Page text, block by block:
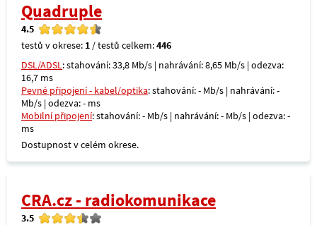
Quadruple
4.5
testů v okrese: 1 / testů celkem:446
DSL/ADSL: stahování: 33,8 Mb/s | nahrávání: 8,65 Mb/s | odezva:
16,7 ms
Pevné připojení - kabel/optika: stahování: - Mb/s | nahrávání: -
Mb/s | odezva: - ms
Mobilní připojení: stahování: - Mb/s | nahrávání: - Mb/s | odezva: -
ms
Dostupnost v celém okrese.
CRA.cz - radiokomunikace
3.5